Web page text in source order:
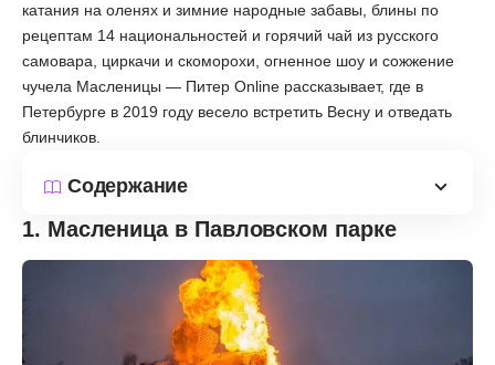
катания на оленях и зимние народные забавы, блины по
рецептам 14 национальностей и горячий чай из русского
самовара, циркачи и скоморохи, огненное шоу и сожжение
чучела Масленицы — Питер Online рассказывает, где в
Петербурге в 2019 году весело встретить Весну и отведать
блинчиков.
Содержание
1. Масленица в Павловском парке